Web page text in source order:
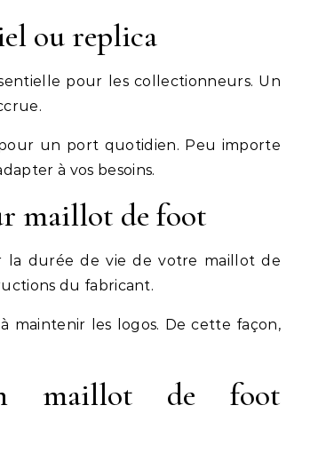
ou replica
pour les collectionneurs. Un
pour un port quotidien. Peu importe
à vos besoins.
maillot de foot
la durée de vie de votre maillot de
du fabricant.
maintenir les logos. De cette façon,
maillot de foot